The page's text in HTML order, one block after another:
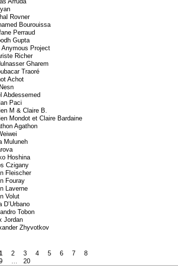
Rovner
Bourouissa
Perraud
Gupta
Anymous Project
Richer
Gharem
Traoré
Achot
Abdessemed
Paci
M & Claire B.
Mondot et Claire Bardaine
Agathon
Muluneh
Hoshina
Czigany
Fleischer
Fouray
Laverne
Volut
D’Urbano
Tobon
Jordan
Zhyvotkov
1 2 3 4 5 6 7
8
20